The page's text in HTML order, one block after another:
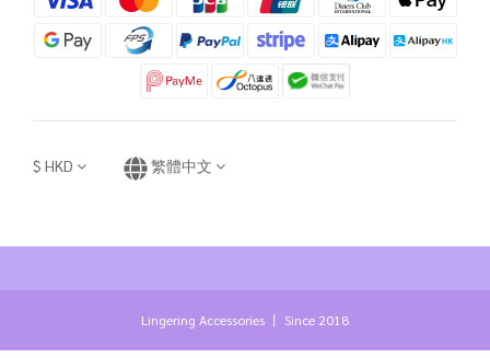
$ HKD 繁體中文
Lingering Accessories 丨 Since 2018